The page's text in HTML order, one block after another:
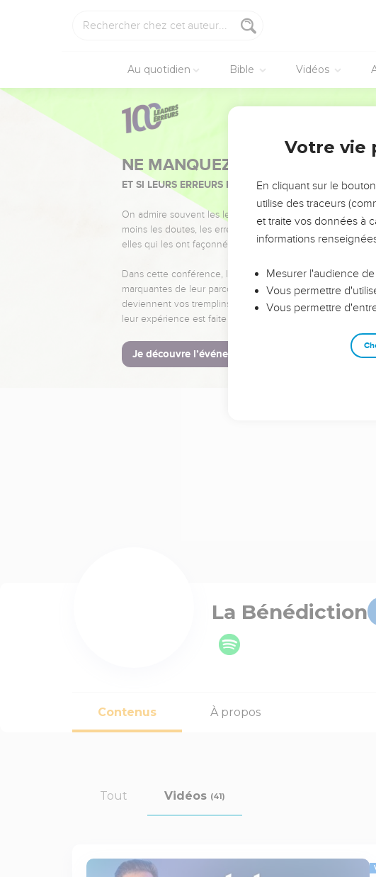
Au quotidien Bible Vidéos
NE MANQUEZ PAS
ET SI LEURS ERREURS POUVAIENT VOUS ÉVITER LES
On admire souvent les leaders pour leurs réussites, leur
moins les doutes, les erreurs et les saisons difficiles qu'ils
elles qui les ont façonnés.
Dans cette conférence, leaders, entrepreneurs, et
marquantes de leur parcours et les clés pour avancer
deviennent vos tremplins. Que vous guidiez un
leur expérience est faite pour vous.
Je découvre l’événement
La Bénédiction
Contenus À propos
Tout Vidéos (41)
Votre vie
En cliquant sur le
utilise des traceurs
et traite vos données à
informations
Mesurer l'audience
Vous permettre
Vous permettre